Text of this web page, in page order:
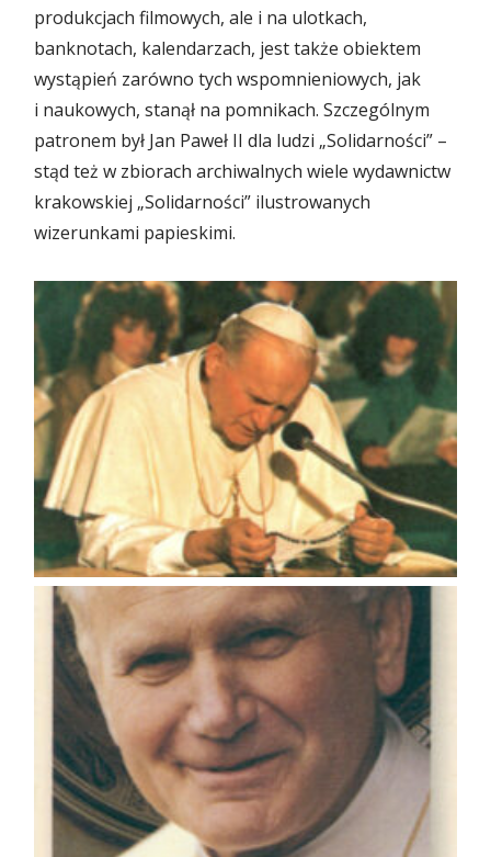
produkcjach filmowych, ale i na ulotkach,
banknotach, kalendarzach, jest także obiektem
wystąpień zarówno tych wspomnieniowych, jak
i naukowych, stanął na pomnikach. Szczególnym
patronem był Jan Paweł II dla ludzi „Solidarności” –
stąd też w zbiorach archiwalnych wiele wydawnictw
krakowskiej „Solidarności” ilustrowanych
wizerunkami papieskimi.